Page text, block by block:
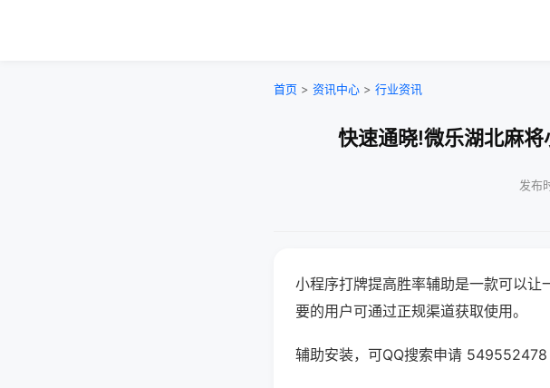
首页 > 资讯中心 > 行业资讯
快速通晓!微乐湖北麻
发布
小程序打牌提高胜率辅助是一款可以让
要的用户可通过正规渠道获取使用。
辅助安装，可QQ搜索申请